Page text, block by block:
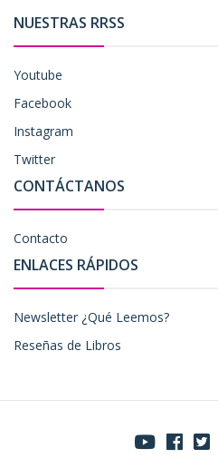
NUESTRAS RRSS
Youtube
Facebook
Instagram
Twitter
CONTÁCTANOS
Contacto
ENLACES RÁPIDOS
Newsletter ¿Qué Leemos?
Reseñas de Libros